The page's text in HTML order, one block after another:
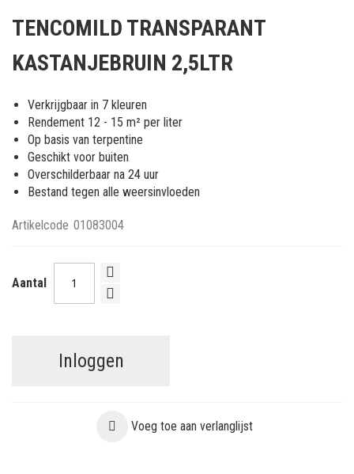
van
afbeeldingen-
gallerij
TENCOMILD TRANSPARANT
KASTANJEBRUIN 2,5LTR
Verkrijgbaar in 7 kleuren
Rendement 12 - 15 m² per liter
Op basis van terpentine
Geschikt voor buiten
Overschilderbaar na 24 uur
Bestand tegen alle weersinvloeden
Artikelcode 01083004
Aantal
Inloggen
Voeg toe aan verlanglijst